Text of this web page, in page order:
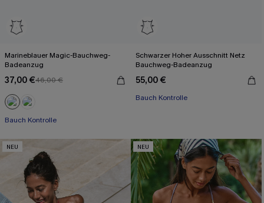
Marineblauer Magic-Bauchweg-
Badeanzug
37,00 €46,00 €
Bauch Kontrolle
Schwarzer Hoher Ausschnitt Netz
Bauchweg-Badeanzug
55,00 €
Bauch Kontrolle
NEU NEU